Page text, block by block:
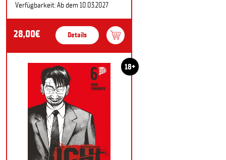
Verfügbarkeit: Ab dem 10.03.2027
28,00€ Details
18+